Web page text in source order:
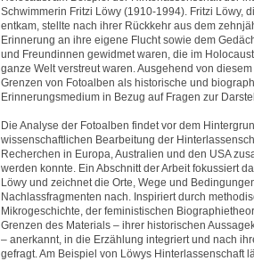
Schwimmerin Fritzi Löwy (1910-1994). Fritzi Löwy,
entkam, stellte nach ihrer Rückkehr aus dem
Erinnerung an ihre eigene Flucht sowie dem
und Freundinnen gewidmet waren, die im
ganze Welt verstreut waren. Ausgehend von
Grenzen von Fotoalben als historische und
Erinnerungsmedium in Bezug auf Fragen zur
Die Analyse der Fotoalben findet vor dem
wissenschaftlichen Bearbeitung der
Recherchen in Europa, Australien und den USA
werden konnte. Ein Abschnitt der Arbeit fokussiert
Löwy und zeichnet die Orte, Wege und
Nachlassfragmenten nach. Inspiriert durch
Mikrogeschichte, der feministischen
Grenzen des Materials – ihrer historischen
– anerkannt, in die Erzählung integriert und nach
gefragt. Am Beispiel von Löwys Hinterlassenschaft